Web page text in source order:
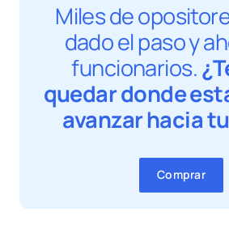
Miles de
dado el paso y
funcionarios.
quedar donde
avanzar hacia
Comprar